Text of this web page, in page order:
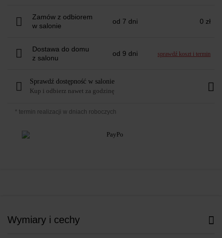
Zamów z odbiorem
w salonie
od 7 dni 0 zł
Dostawa do domu
z salonu
od 9 dni sprawdź koszt i termin
Sprawdź dostępność w salonie
Kup i odbierz nawet za godzinę
* termin realizacji w dniach roboczych
Wymiary i cechy